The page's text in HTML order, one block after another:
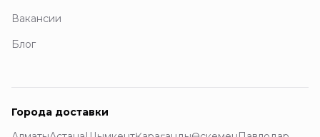
Вакансии
Блог
Города доставки